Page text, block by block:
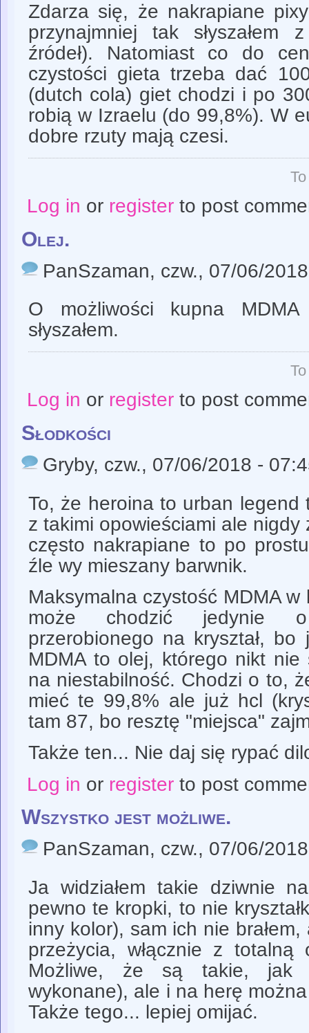
Zdarza się, że nakrapiane
przynajmniej tak słyszałem
źródeł). Natomiast co do
czystości gieta trzeba dać
(dutch cola) giet chodzi i po
robią w Izraelu (do 99,8%). W
dobre rzuty mają czesi.
Log in or registerto post
Olej.
PanSzaman, czw., 07/06/
O możliwości kupna
słyszałem.
Log in or registerto post
Słodkości
Gryby, czw., 07/06/2018 -
To, że heroina to urban legend
z takimi opowieściami ale
często nakrapiane to po
źle wy mieszany barwnik.
Maksymalna czystość MDMA
może chodzić jedynie
przerobionego na kryształ,
MDMA to olej, którego nikt nie
na niestabilność. Chodzi o to,
mieć te 99,8% ale już hcl
tam 87, bo resztę "miejsca"
Także ten... Nie daj się rypać
Log in or registerto post
Wszystko jest możliwe.
PanSzaman, czw., 07/06/
Ja widziałem takie dziwnie
pewno te kropki, to nie
inny kolor), sam ich nie
przeżycia, włącznie z totalną
Możliwe, że są takie, jak
wykonane), ale i na herę
Także tego... lepiej omijać.